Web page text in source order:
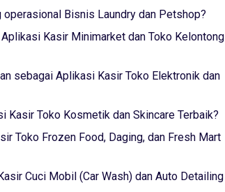
operasional Bisnis Laundry dan Petshop?
Aplikasi Kasir Minimarket dan Toko Kelontong
sebagai Aplikasi Kasir Toko Elektronik dan
Kasir Toko Kosmetik dan Skincare Terbaik?
Toko Frozen Food, Daging, dan Fresh Mart
Cuci Mobil (Car Wash) dan Auto Detailing